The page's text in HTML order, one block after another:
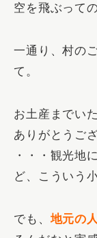
空を飛ぶって
一通り、村の
て。
お土産までい
ありがとうご
・・・観光地
ど、こういう
でも、 地元の人